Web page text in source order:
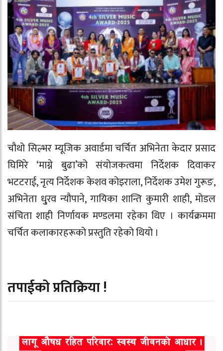
चौथो सिल्भर म्यूजिक अवार्डमा चर्चित अभिनेता केदार प्रसाद
घिमिरे ‘माग्ने बुढा’को संयोजकत्वमा निर्देशक दिवाकर
भटटराई, नृत्य निर्देशक केशव कोइराला, निर्देशक उमेश गुरूङ,
अभिनेता धु्रव न्यौपाने, गायिका शान्ति कुमारी शाही, मोडल
संचिता शाही निर्णायक मण्डलमा रहेका थिए । कार्यक्रममा
चर्चित कलाकारहरूको प्रस्तुति रहेको थियो ।
तपाईको प्रतिक्रिया !